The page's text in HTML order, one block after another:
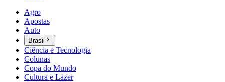
Agro
Apostas
Auto
Brasil
Ciência e Tecnologia
Colunas
Copa do Mundo
Cultura e Lazer